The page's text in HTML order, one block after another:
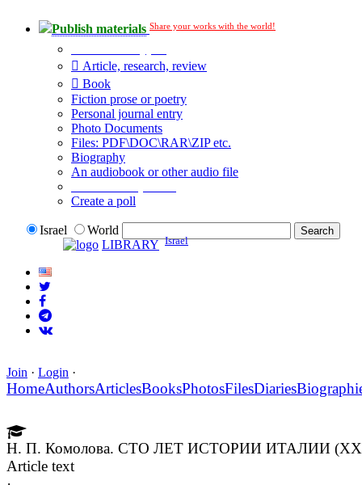
Publish materials Share your works with the world!
Article, research, review
Book
Fiction prose or poetry
Personal journal entry
Photo Documents
Files: PDF\DOC\RAR\ZIP etc.
Biography
An audiobook or other audio file
Create a poll
Israel
World
LIBRARY Israel
Join · Login ·
HomeAuthorsArticlesBooksPhotosFilesDiaries
Н. П. Комолова. СТО ЛЕТ ИСТОРИИ ИТАЛИИ (XX
Article text